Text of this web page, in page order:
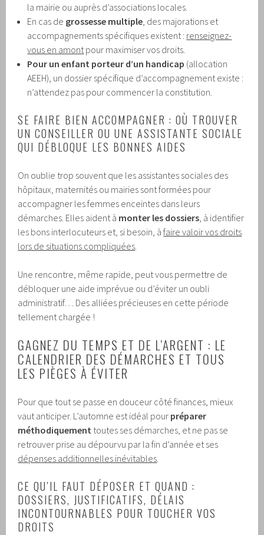
la mairie ou auprès d’associations locales.
En cas de grossesse multiple , des majorations et
accompagnements spécifiques existent : renseignez-
vous en amont pour maximiser vos droits.
Pour un enfant porteur d’un handicap (allocation
AEEH), un dossier spécifique d’accompagnement existe :
n’attendez pas pour commencer la constitution.
SE FAIRE BIEN ACCOMPAGNER : OÙ TROUVER
UN CONSEILLER OU UNE ASSISTANTE SOCIALE
QUI DÉBLOQUE LES BONNES AIDES
On oublie trop souvent que les assistantes sociales des
hôpitaux, maternités ou mairies sont formées pour
accompagner les femmes enceintes dans leurs
démarches. Elles aident à monter les dossiers , à identifier
les bons interlocuteurs et, si besoin, àfaire valoir vos droits
lors de situations compliquées
Une rencontre, même rapide, peut vous permettre de
débloquer une aide imprévue ou d’éviter un oubli
administratif… Des alliées précieuses en cette période
tellement chargée !
GAGNEZ DU TEMPS ET DE L’ARGENT : LE
CALENDRIER DES DÉMARCHES ET TOUS
LES PIÈGES À ÉVITER
Pour que tout se passe en douceur côté finances, mieux
vaut anticiper. L’automne est idéal pour préparer
méthodiquement toutes ses démarches, et ne pas se
retrouver prise au dépourvu par la fin d’année et ses
dépenses additionnelles inévitables
CE QU’IL FAUT DÉPOSER ET QUAND :
DOSSIERS, JUSTIFICATIFS, DÉLAIS
INCONTOURNABLES POUR TOUCHER VOS
DROITS